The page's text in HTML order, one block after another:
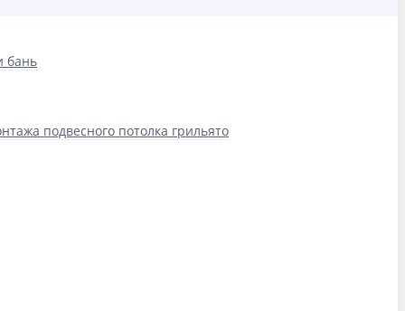
бань
подвесного потолка грильято